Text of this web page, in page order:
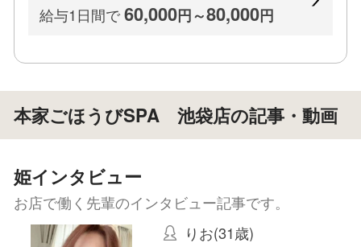
給与1日間で60,000円～80,000円
本家ごほうびSPA 池袋店の記事・動画
姫インタビュー
お店で働く先輩のインタビュー記事です。
りお(31歳)